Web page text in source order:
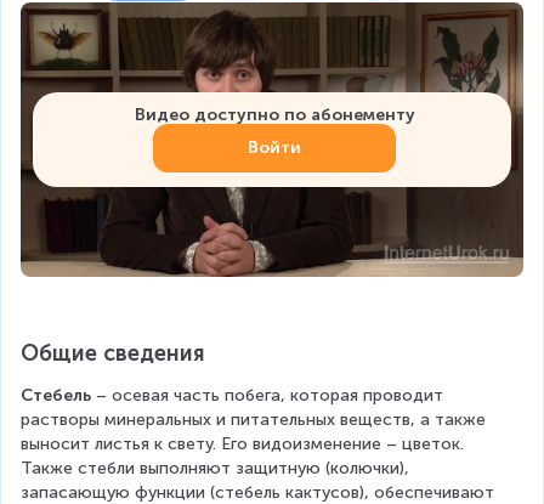
Видео доступно по абонементу
Войти
Общие сведения
Стебель – осевая часть побега, которая проводит
растворы минеральных и питательных веществ, а также
выносит листья к свету. Его видоизменение – цветок.
Также стебли выполняют защитную (колючки),
запасающую функции (стебель кактусов), обеспечивают